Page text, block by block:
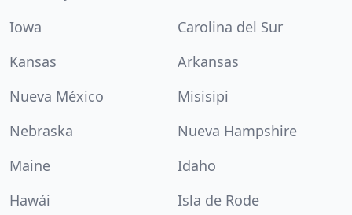
Iowa
Carolina del Sur
Kansas
Arkansas
Nueva México
Misisipi
Nebraska
Nueva Hampshire
Maine
Idaho
Hawái
Isla de Rode